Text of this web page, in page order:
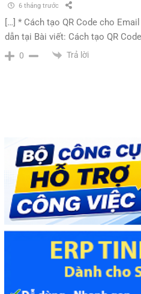
6 tháng trước
[…] * Cách tạo QR Code cho
dẫn tại Bài viết: Cách tạo QR
0 Trả lời